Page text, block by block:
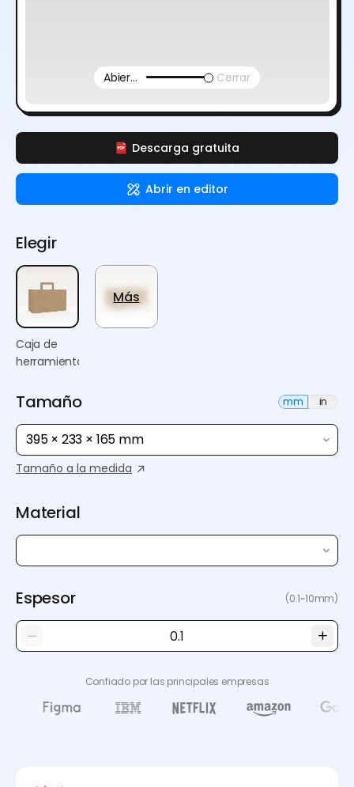
Descarga gratuita
Abrir en editor
Abierto Cerrar
Elegir
Caja de
herramientas
Más
Tamaño mm in
395 × 233 × 165 mm
Tamaño a la medida
Material
Espesor (0.1~10mm)
Confiado por las principales empresas